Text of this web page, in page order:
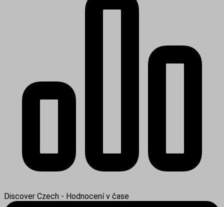
Discover Czech - Hodnocení v čase